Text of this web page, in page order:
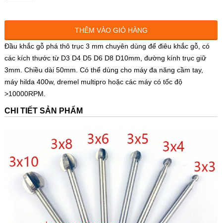
THÊM VÀO GIỎ HÀNG
Đầu khắc gỗ phá thô trục 3 mm chuyên dùng để điêu khắc gỗ, có
các kích thước từ D3 D4 D5 D6 D8 D10mm, đường kính trục giữ
3mm. Chiều dài 50mm. Có thể dùng cho máy đa năng cầm tay,
máy hilda 400w, dremel multipro hoặc các máy có tốc độ
>10000RPM.
CHI TIẾT SẢN PHẨM